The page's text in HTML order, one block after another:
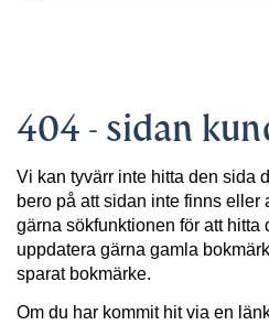
404 - sidan
Vi kan tyvärr inte hitta den sida
bero på att sidan inte finns eller
gärna sökfunktionen för att hitta
uppdatera gärna gamla
sparat bokmärke.
Om du har kommit hit via en